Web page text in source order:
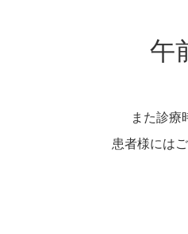
午
また診療
患者様には